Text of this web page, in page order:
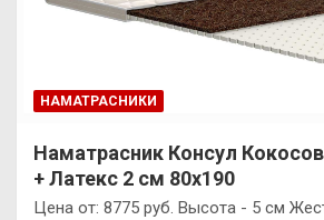
НАМАТРАСНИКИ
Наматрасник Консул
+ Латекс 2 см 80х190
Цена от: 8775 руб. Высота - 5 см